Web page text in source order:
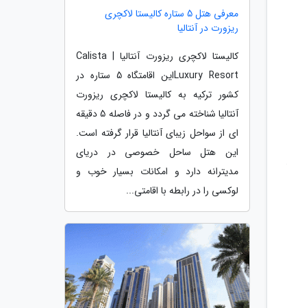
معرفی هتل 5 ستاره کالیستا لاکچری
ریزورت در آنتالیا
کالیستا لاکچری ریزورت آنتالیا | Calista
Luxury Resortاین اقامتگاه 5 ستاره در
کشور ترکیه به کالیستا لاکچری ریزورت
آنتالیا شناخته می گردد و در فاصله 5 دقیقه
ای از سواحل زیبای آنتالیا قرار گرفته است.
این هتل ساحل خصوصی در دریای
مدیترانه دارد و امکانات بسیار خوب و
لوکسی را در رابطه با اقامتی...